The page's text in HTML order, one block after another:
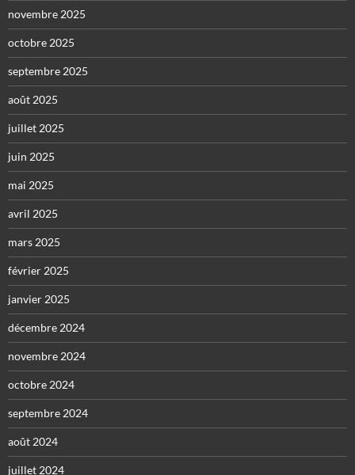
novembre 2025
octobre 2025
septembre 2025
août 2025
juillet 2025
juin 2025
mai 2025
avril 2025
mars 2025
février 2025
janvier 2025
décembre 2024
novembre 2024
octobre 2024
septembre 2024
août 2024
juillet 2024